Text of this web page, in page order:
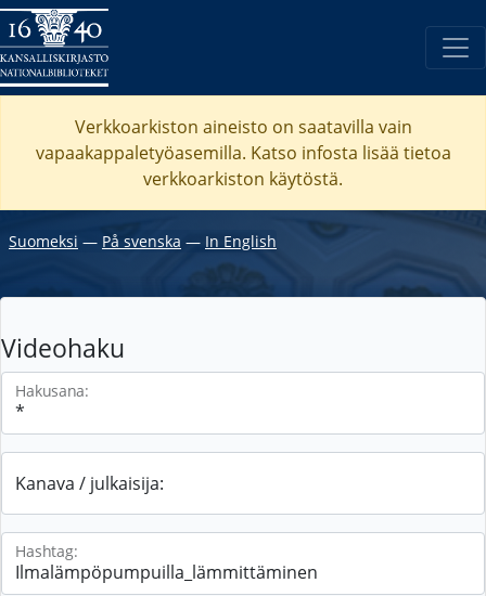
Verkkoarkiston aineisto on saatavilla vain
vapaakappaletyöasemilla. Katso infosta lisää tietoa
verkkoarkiston käytöstä.
Suomeksi ― På svenska ― In English
Videohaku
Hakusana:
Kanava / julkaisija:
Hashtag: